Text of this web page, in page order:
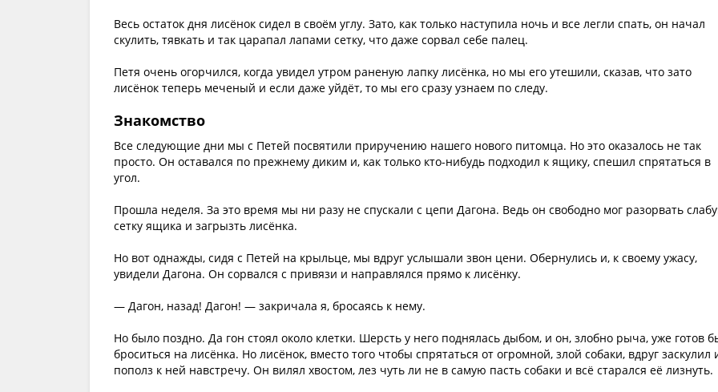
Весь остаток дня лисёнок сидел в своём углу. Зато, как только наступила ночь и все легли спать, он начал
скулить, тявкать и так царапал лапами сетку, что даже сорвал себе палец.
Петя очень огорчился, когда увидел утром раненую лапку лисёнка, но мы его утешили, сказав, что зато
лисёнок теперь меченый и если даже уйдёт, то мы его сразу узнаем по следу.
Знакомство
Все следующие дни мы с Петей посвятили приручению нашего нового питомца. Но это оказалось не так
просто. Он оставался по прежнему диким и, как только кто-нибудь подходил к ящику, спешил спрятаться в
угол.
Прошла неделя. За это время мы ни разу не спускали с цепи Дагона. Ведь он свободно мог разорвать
сетку ящика и загрызть лисёнка.
Но вот однажды, сидя с Петей на крыльце, мы вдруг услышали звон цени. Обернулись и, к своему ужасу,
увидели Дагона. Он сорвался с привязи и направлялся прямо к лисёнку.
— Дагон, назад! Дагон! — закричала я, бросаясь к нему.
Но было поздно. Да гон стоял около клетки. Шерсть у него поднялась дыбом, и он, злобно рыча, уже готов
броситься на лисёнка. Но лисёнок, вместо того чтобы спрятаться от огромной, злой собаки, вдруг заскулил
пополз к ней навстречу. Он вилял хвостом, лез чуть ли не в самую пасть собаки и всё старался её лизнуть.